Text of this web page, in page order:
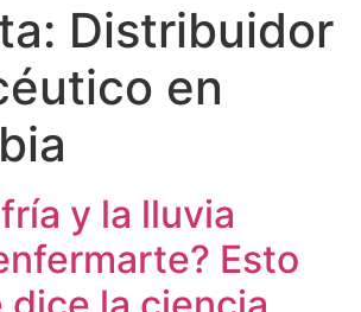
Distribuidor
en
y la lluvia
Esto